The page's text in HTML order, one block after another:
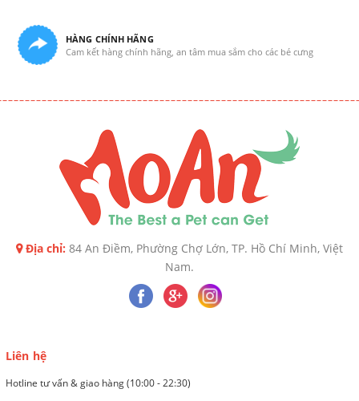
HÀNG CHÍNH HÃNG
Cam kết hàng chính hãng, an tâm mua sắm cho các bé cưng
Địa chỉ: 84 An Điềm, Phường Chợ Lớn, TP. Hồ Chí Minh, Việt
Nam.
Liên hệ
Hotline tư vấn & giao hàng (10:00 - 22:30)